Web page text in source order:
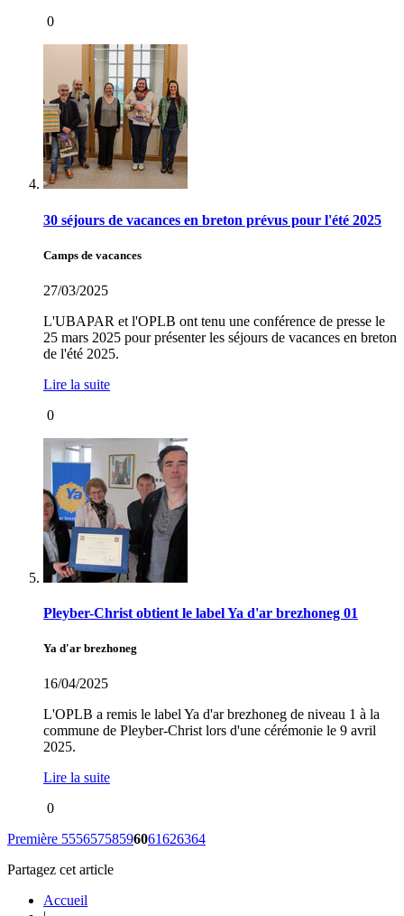
0
30 séjours de vacances en breton prévus pour l'été 2025
Camps de vacances
27/03/2025
L'UBAPAR et l'OPLB ont tenu une conférence de presse le
25 mars 2025 pour présenter les séjours de vacances en breton
de l'été 2025.
Lire la suite
0
Pleyber-Christ obtient le label Ya d'ar brezhoneg 01
Ya d'ar brezhoneg
16/04/2025
L'OPLB a remis le label Ya d'ar brezhoneg de niveau 1 à la
commune de Pleyber-Christ lors d'une cérémonie le 9 avril
2025.
Lire la suite
0
Première 55565758596061626364
Partagez cet article
Accueil